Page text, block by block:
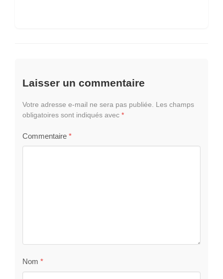
Laisser un commentaire
Votre adresse e-mail ne sera pas publiée.
Les champs
obligatoires sont indiqués avec *
Commentaire *
Nom *